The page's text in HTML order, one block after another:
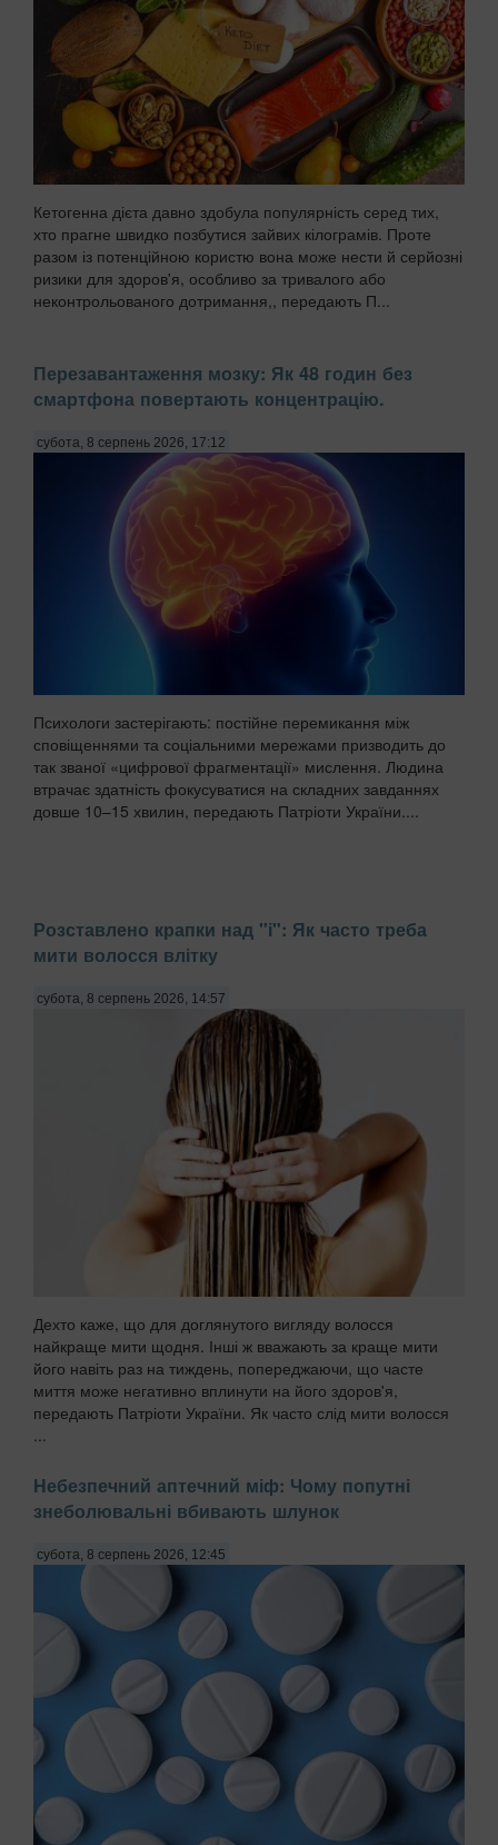
Кетогенна дієта давно здобула популярність серед тих,
хто прагне швидко позбутися зайвих кілограмів. Проте
разом із потенційною користю вона може нести й серйозні
ризики для здоров'я, особливо за тривалого або
неконтрольованого дотримання,, передають П...
Перезавантаження мозку: Як 48 годин без
смартфона повертають концентрацію.
субота, 8 серпень 2026, 17:12
Психологи застерігають: постійне перемикання між
сповіщеннями та соціальними мережами призводить до
так званої «цифрової фрагментації» мислення. Людина
втрачає здатність фокусуватися на складних завданнях
довше 10–15 хвилин, передають Патріоти України....
Розставлено крапки над "і": Як часто треба
мити волосся влітку
субота, 8 серпень 2026, 14:57
Дехто каже, що для доглянутого вигляду волосся
найкраще мити щодня. Інші ж вважають за краще мити
його навіть раз на тиждень, попереджаючи, що часте
миття може негативно вплинути на його здоров'я,
передають Патріоти України. Як часто слід мити волосся
Небезпечний аптечний міф: Чому попутні
знеболювальні вбивають шлунок
субота, 8 серпень 2026, 12:45